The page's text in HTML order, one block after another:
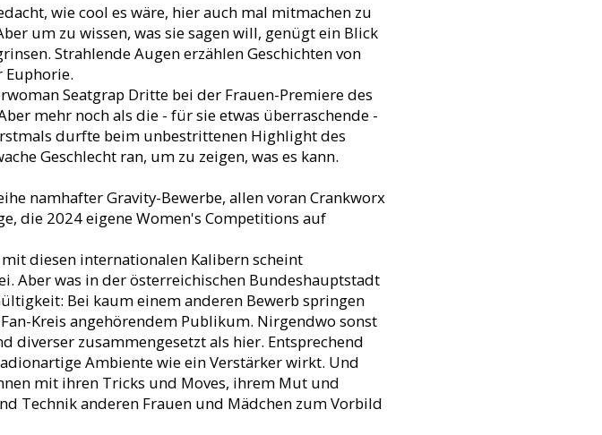
wie cool es wäre, hier auch mal mitmachen zu
um zu wissen, was sie sagen will, genügt ein Blick
Strahlende Augen erzählen Geschichten von
Seatgrap Dritte bei der Frauen-Premiere des
mehr noch als die - für sie etwas überraschende -
durfte beim unbestrittenen Highlight des
Geschlecht ran, um zu zeigen, was es kann.
namhafter Gravity-Bewerbe, allen voran Crankworx
die 2024 eigene Women's Competitions auf
diesen internationalen Kalibern scheint
Aber was in der österreichischen Bundeshauptstadt
Bei kaum einem anderen Bewerb springen
Kreis angehörendem Publikum. Nirgendwo sonst
diverser zusammengesetzt als hier. Entsprechend
Ambiente wie ein Verstärker wirkt. Und
mit ihren Tricks und Moves, ihrem Mut und
Technik anderen Frauen und Mädchen zum Vorbild